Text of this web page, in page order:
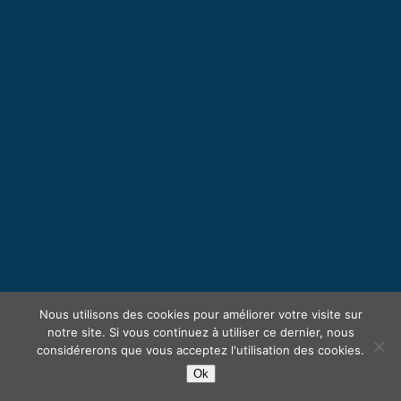
Nous utilisons des cookies pour améliorer votre visite sur
notre site. Si vous continuez à utiliser ce dernier, nous
considérerons que vous acceptez l'utilisation des cookies.
Ok